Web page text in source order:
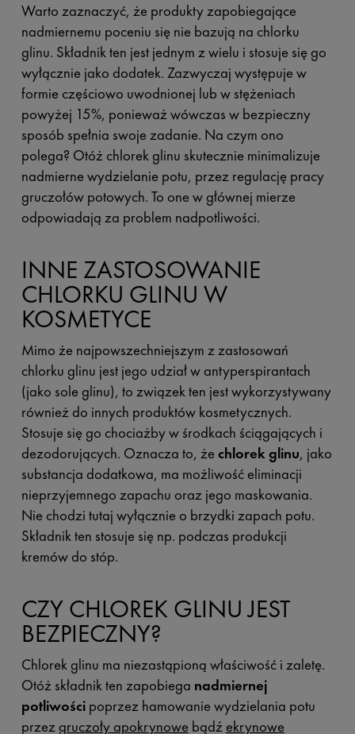
Warto zaznaczyć, że produkty zapobiegające
nadmiernemu poceniu się nie bazują na chlorku
glinu. Składnik ten jest jednym z wielu i stosuje się go
wyłącznie jako dodatek. Zazwyczaj występuje w
formie częściowo uwodnionej lub w stężeniach
powyżej 15%, ponieważ wówczas w bezpieczny
sposób spełnia swoje zadanie. Na czym ono
polega? Otóż chlorek glinu skutecznie minimalizuje
nadmierne wydzielanie potu, przez regulację pracy
gruczołów potowych. To one w głównej mierze
odpowiadają za problem nadpotliwości.
INNE ZASTOSOWANIE
CHLORKU GLINU W
KOSMETYCE
Mimo że najpowszechniejszym z zastosowań
chlorku glinu jest jego udział w antyperspirantach
(jako sole glinu), to związek ten jest wykorzystywany
również do innych produktów kosmetycznych.
Stosuje się go chociażby w środkach ściągających i
dezodorujących. Oznacza to, żechlorek glinu, jako
substancja dodatkowa, ma możliwość eliminacji
nieprzyjemnego zapachu oraz jego maskowania.
Nie chodzi tutaj wyłącznie o brzydki zapach potu.
Składnik ten stosuje się np. podczas produkcji
kremów do stóp.
CZY CHLOREK GLINU JEST
BEZPIECZNY?
Chlorek glinu ma niezastąpioną właściwość i zaletę.
Otóż składnik ten zapobiega nadmiernej
potliwościpoprzez hamowanie wydzielania potu
przez gruczoły apokrynowebądź ekrynowe